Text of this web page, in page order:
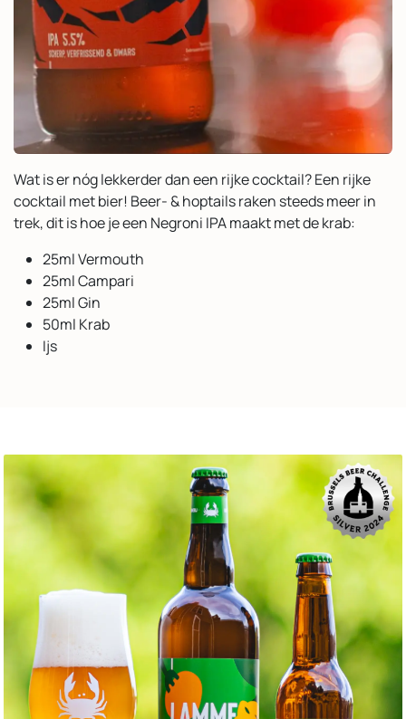
Wat is er nóg lekkerder dan een rijke cocktail? Een rijke
cocktail met bier! Beer- & hoptails raken steeds meer in
trek, dit is hoe je een Negroni IPA maakt met de krab:
25ml Vermouth
25ml Campari
25ml Gin
50ml Krab
Ijs